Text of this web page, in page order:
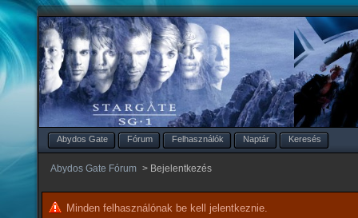
Abydos Gate Fórum Felhasználók Naptár Keresés
Abydos Gate Fórum > Bejelentkezés
Minden felhasználónak be kell jelentkeznie.